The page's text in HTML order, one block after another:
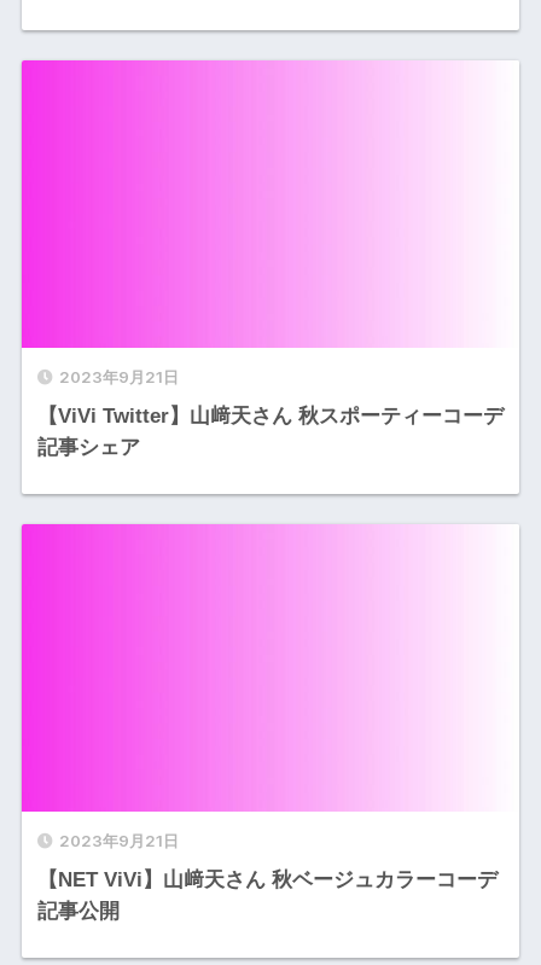
2023年9月21日
【ViVi Twitter】山﨑天さん 秋スポーティーコーデ
記事シェア
2023年9月21日
【NET ViVi】山﨑天さん 秋ベージュカラーコーデ
記事公開